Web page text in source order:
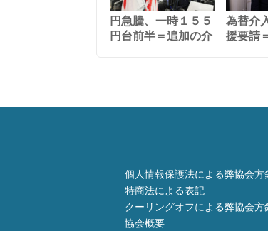
円急騰、一時１５５
円台前半＝追加の介
為替介
援要請
個人情報保護法による弊協会方
特商法による表記
クーリングオフによる弊協会方
協会概要